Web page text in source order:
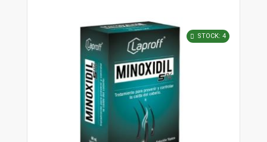
STOCK: 4